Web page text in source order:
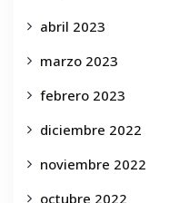
abril 2023
marzo 2023
febrero 2023
diciembre 2022
noviembre 2022
octubre 2022